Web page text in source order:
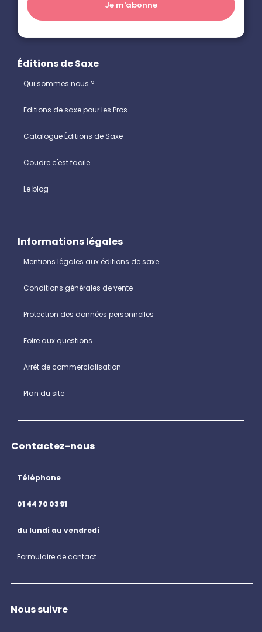
Éditions de Saxe
Qui sommes nous ?
Editions de saxe pour les Pros
Catalogue Éditions de Saxe
Coudre c'est facile
Le blog
Informations légales
Mentions légales aux éditions de saxe
Conditions générales de vente
Protection des données personnelles
Foire aux questions
Arrêt de commercialisation
Plan du site
Contactez-nous
Téléphone
01 44 70 03 91
du lundi au vendredi
Formulaire de contact
Nous suivre